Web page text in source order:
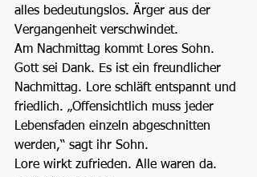
alles bedeutungslos. Ärger aus der
Vergangenheit verschwindet.
Am Nachmittag kommt Lores Sohn.
Gott sei Dank. Es ist ein freundlicher
Nachmittag. Lore schläft entspannt und
friedlich. „Offensichtlich muss jeder
Lebensfaden einzeln abgeschnitten
werden,“ sagt ihr Sohn.
Lore wirkt zufrieden. Alle waren da.